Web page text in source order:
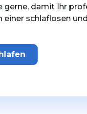
gerne, damit Ihr
einer schlaflosen